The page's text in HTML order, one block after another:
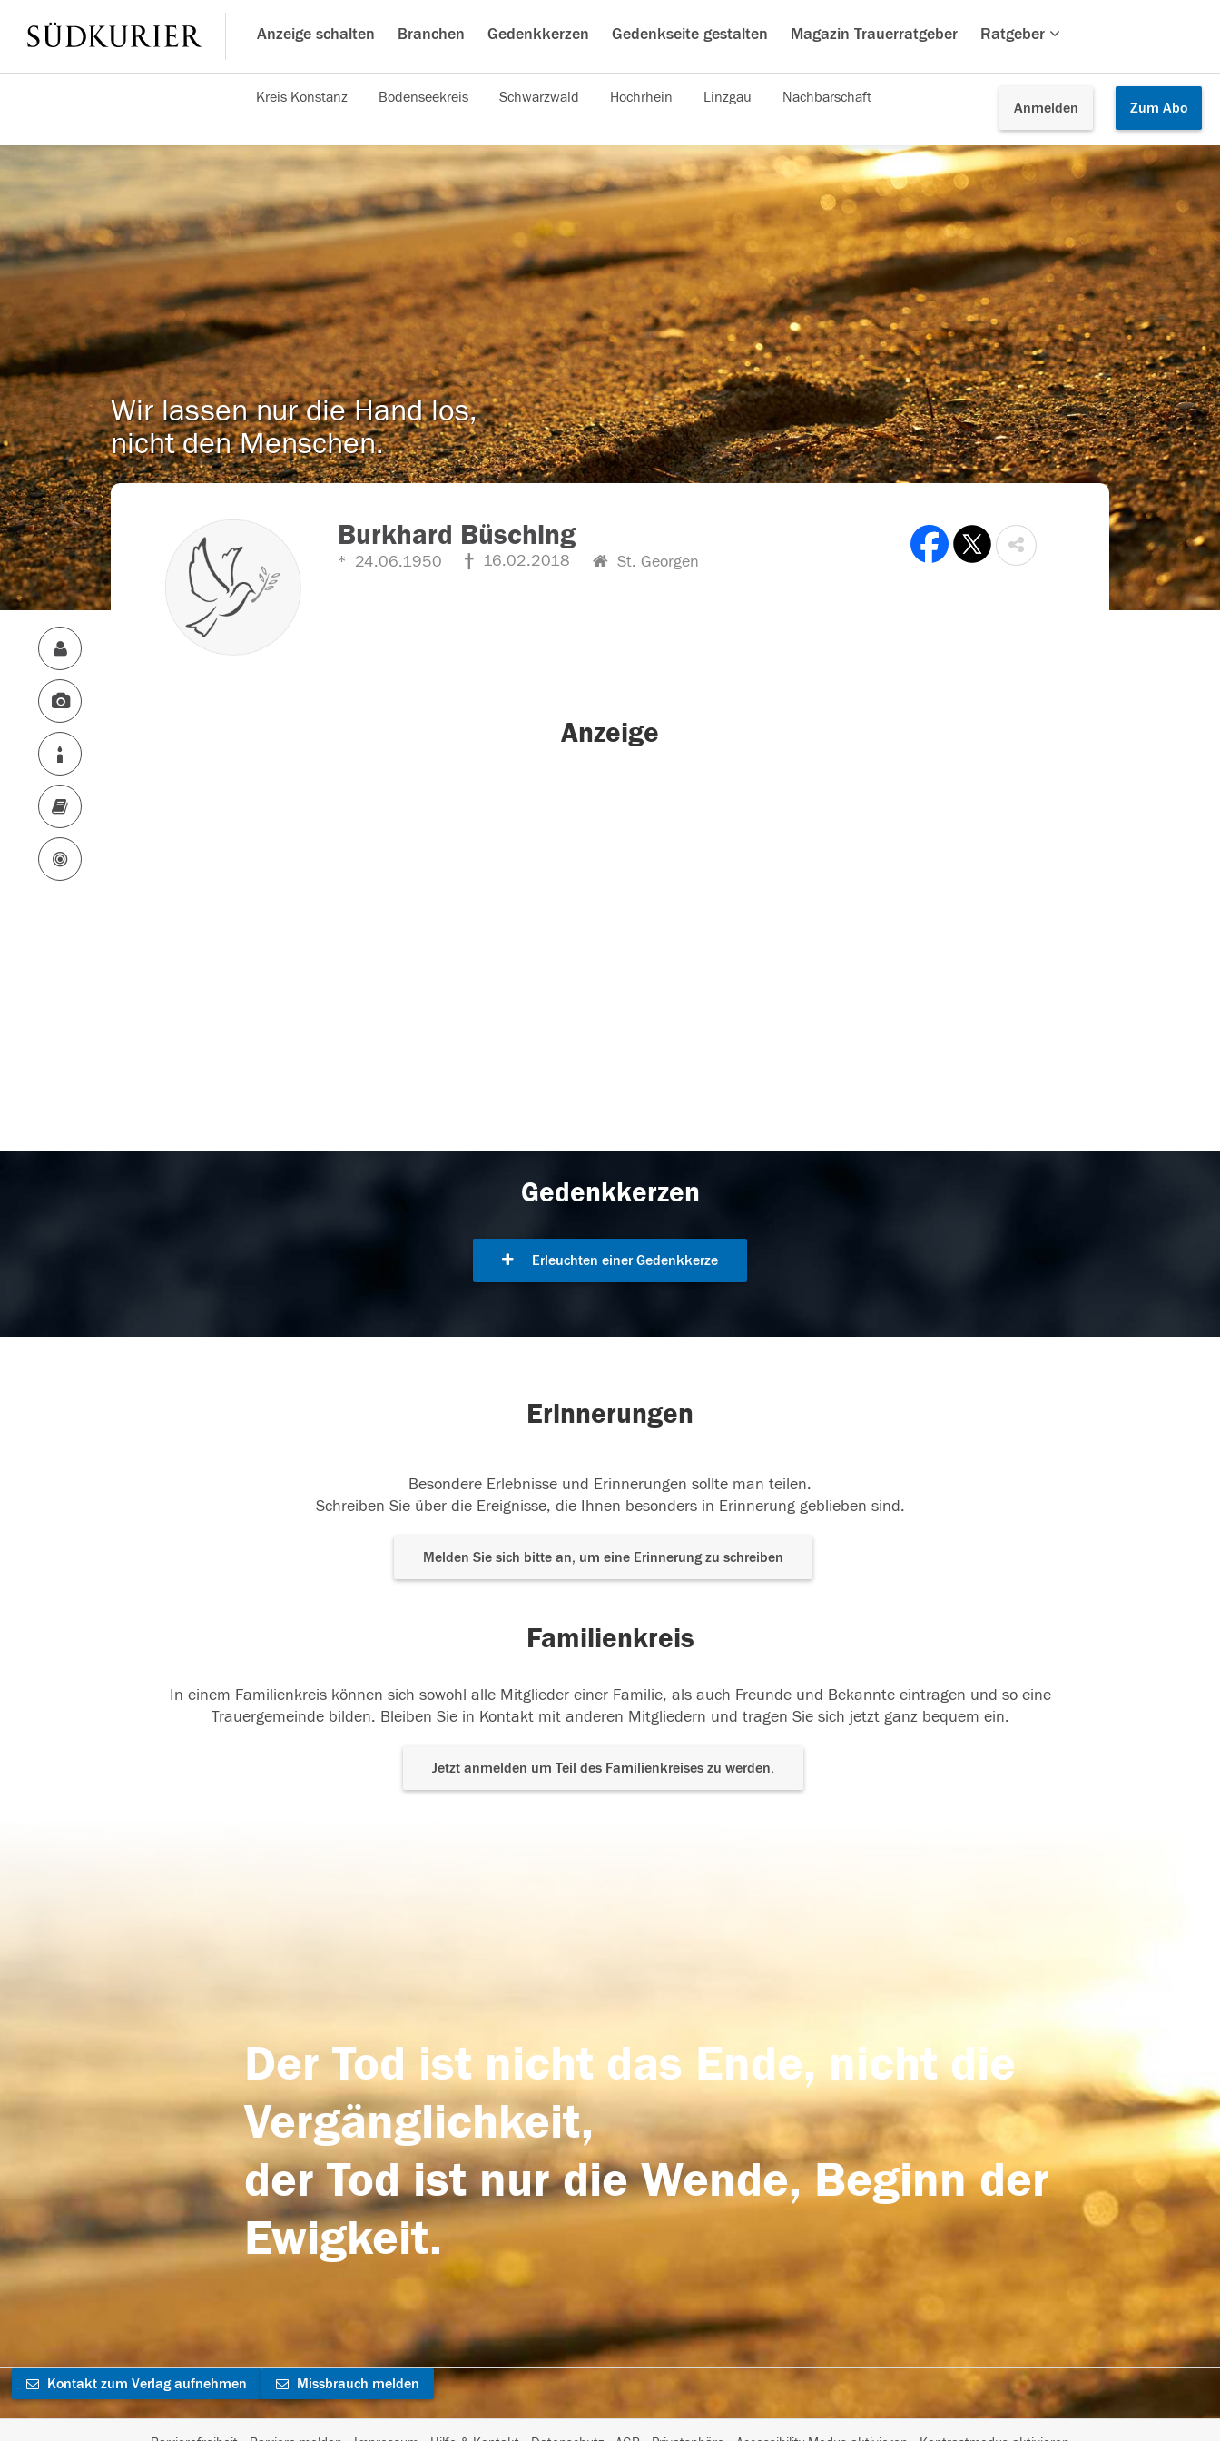
Anzeige schalten Branchen Gedenkkerzen Gedenkseite gestalten Magazin Trauerratgeber Ratgeber
Anmelden Zum Abo
Kreis Konstanz Bodenseekreis Schwarzwald Hochrhein Linzgau Nachbarschaft
Wir lassen nur die Hand los,
nicht den Menschen.
Burkhard Büsching
24.06.1950 16.02.2018 St. Georgen
Anzeige
Gedenkkerzen
Erleuchten einer Gedenkkerze
Erinnerungen
Besondere Erlebnisse und Erinnerungen sollte man teilen.
Schreiben Sie über die Ereignisse, die Ihnen besonders in Erinnerung geblieben sind.
Melden Sie sich bitte an, um eine Erinnerung zu schreiben
Familienkreis
In einem Familienkreis können sich sowohl alle Mitglieder einer Familie, als auch Freunde und Bekannte eintragen und so eine
Trauergemeinde bilden. Bleiben Sie in Kontakt mit anderen Mitgliedern und tragen Sie sich jetzt ganz bequem ein.
Jetzt anmelden um Teil des Familienkreises zu werden.
Der Tod ist nicht das Ende, nicht die
Vergänglichkeit,
der Tod ist nur die Wende, Beginn der
Ewigkeit.
Kontakt zum Verlag aufnehmen Missbrauch melden